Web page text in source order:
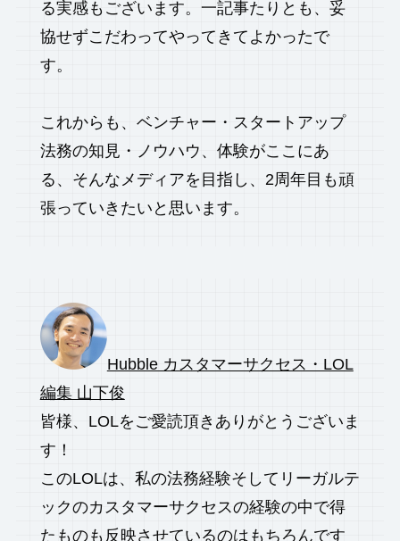
る実感もございます。一記事たりとも、妥
協せずこだわってやってきてよかったで
す。
これからも、ベンチャー・スタートアップ
法務の知見・ノウハウ、体験がここにあ
る、そんなメディアを目指し、2周年目も頑
張っていきたいと思います。
Hubble カスタマーサクセス・LOL
編集 山下俊
皆様、LOLをご愛読頂きありがとうございま
す！
このLOLは、私の法務経験そしてリーガルテ
ックのカスタマーサクセスの経験の中で得
たものも反映させているのはもちろんです